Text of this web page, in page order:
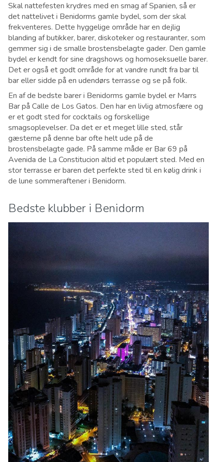
Skal nattefesten krydres med en smag af Spanien, så er
det nattelivet i Benidorms gamle bydel, som der skal
frekventeres. Dette hyggelige område har en dejlig
blanding af butikker, barer, diskoteker og restauranter, som
gemmer sig i de smalle brostensbelagte gader. Den gamle
bydel er kendt for sine dragshows og homoseksuelle barer.
Det er også et godt område for at vandre rundt fra bar til
bar eller sidde på en udendørs terrasse og se på folk.
En af de bedste barer i Benidorms gamle bydel er Marrs
Bar på Calle de Los Gatos. Den har en livlig atmosfære og
er et godt sted for cocktails og forskellige
smagsoplevelser. Da det er et meget lille sted, står
gæsterne på denne bar ofte helt ude på de
brostensbelagte gade. På samme måde er Bar 69 på
Avenida de La Constitucion altid et populært sted. Med en
stor terrasse er baren det perfekte sted til en kølig drink i
de lune sommeraftener i Benidorm.
Bedste klubber i Benidorm